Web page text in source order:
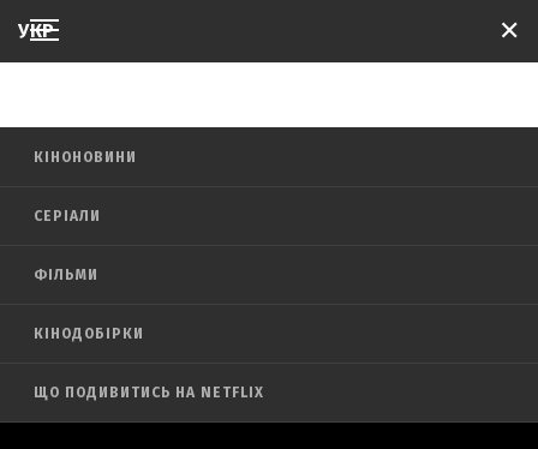
УКР ✕
КІНОНОВИНИ
СЕРІАЛИ
ФІЛЬМИ
КІНОДОБІРКИ
ЩО ПОДИВИТИСЬ НА NETFLIX